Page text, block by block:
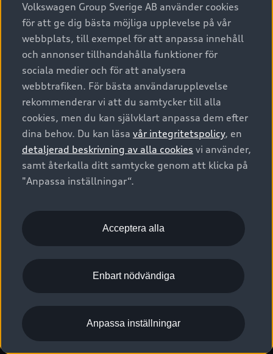
A6 modellerna
SUV
Avant
Audi Sport
Privatleasing
Nya bilar i lager
Begagnade bilar i lager
Audi approved :plus - så gott som nya
Finansiering
Audi exclusive
Provkörning
Service & tillbehör
Audi digital services
Originaltillbehör - köp online
Garantier
Försäkring
Digitala manualer för din Audi
Audi Collection – livsstilsartiklar
Vanliga frågor
2G/3G nätet stängs ned - Hur påverkas min bil av detta?
Tjänstebil
Tjänstebil
Business lease online
Företagsleasing
Om Audi Sverige
Kontakta oss
Audi Återförsäljare/-serviceverkstad
myAudi
Pressmeddelanden
Nyhetsbrev
Vårt hållbarhetsarbete
Lediga tjänster huvudkontor
Lediga tjänster hos Audi Återförsäljare
Kommentar till mediauppgifter om dataläcka
© 2026 AUDI SVERIGE. All Rights Reserved.
Utgivare Juridiskt
Juridiskt Audi AG
Juridiskt Audi Digital Giveaway
Anpassa inställningar för cookies
Visselblåsarkanaler
Volkswagen Group Sverige AB använder cookies
för att ge dig bästa möjliga upplevelse på vår
webbplats, till exempel för att anpassa innehåll
och annonser tillhandahålla funktioner för
sociala medier och för att analysera
webbtrafiken. För bästa användarupplevelse
rekommenderar vi att du samtycker till alla
cookies, men du kan självklart anpassa dem efter
dina behov. Du kan läsa vår integritetspolicy, en
detaljerad beskrivning av alla cookies vi använder,
samt återkalla ditt samtycke genom att klicka på
"Anpassa inställningar“.
Acceptera alla
Enbart nödvändiga
Anpassa inställningar